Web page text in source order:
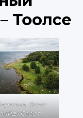
Тоолсе
Фото:
Саарт